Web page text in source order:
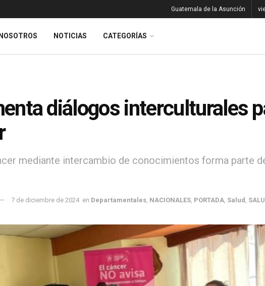
Guatemala de la Asunción
NOSOTROS NOTICIAS CATEGORÍAS
diálogos interculturales
mediante intercambio de conocimientos forma parte
7 de diciembre de 2024 en Departamentales NACIONALES PORTADA Salud